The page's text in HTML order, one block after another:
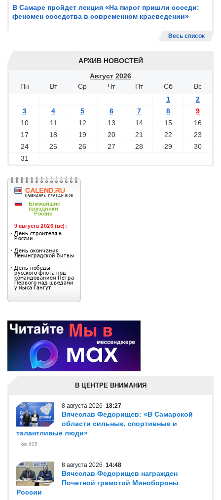
В Самаре пройдет лекция «На пирог пришли соседи:
феномен соседства в современном краеведении»
Весь список
АРХИВ НОВОСТЕЙ
Август 2026
Пн
Вт Ср Чт Пт Сб
Вс
1
2
3
4 5 6 7 8
9
10
11 12 13 14 15
16
17
18 19 20 21 22
23
24
25 26 27 28 29
30
31
В ЦЕНТРЕ ВНИМАНИЯ
8 августа 2026 18:27
Вячеслав Федорищев: «В Самарской
области сильные, спортивные и
талантливые люди»
605
8 августа 2026 14:48
Вячеслав Федорищев награжден
Почетной грамотой Минобороны
России